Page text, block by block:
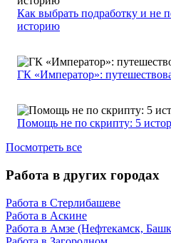
Как выбрать подработку и не
историю
ГК «Император»:
Помощь не по скрипту: 5
Посмотреть все
Работа в других городах
Работа в Стерлибашеве
Работа в Аскине
Работа в Амзе (Нефтекамск,